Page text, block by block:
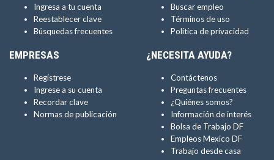
Ingresa a tu cuenta
Reestablecer clave
Búsquedas frecuentes
Buscar empleo
Términos de uso
Política de privacidad
EMPRESAS
Regístrese
Ingrese a su cuenta
Recordar clave
Normas de publicación
¿NECESITA AYUDA?
Contáctenos
Preguntas frecuentes
¿Quiénes somos?
Información de interés
Bolsa de Trabajo DF
Empleos Mexico DF
Trabajo desde casa